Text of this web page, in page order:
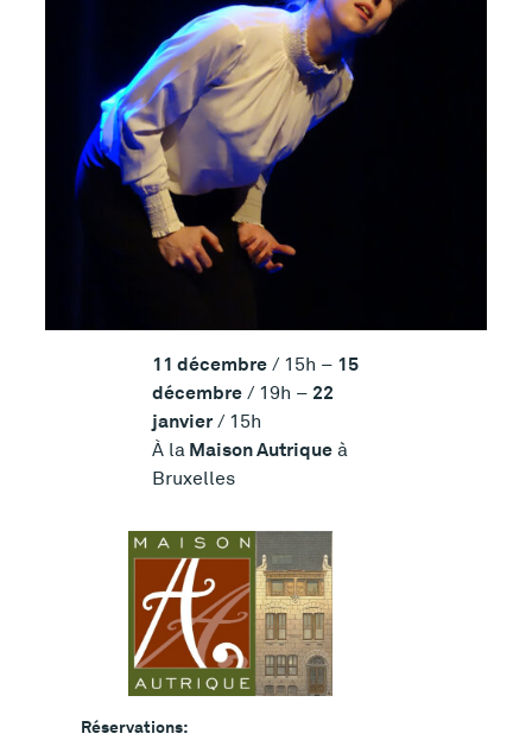
11 décembre/ 15h – 15
décembre/ 19h – 22
janvier/ 15h
À laMaison Autriqueà
Bruxelles
Réservations: